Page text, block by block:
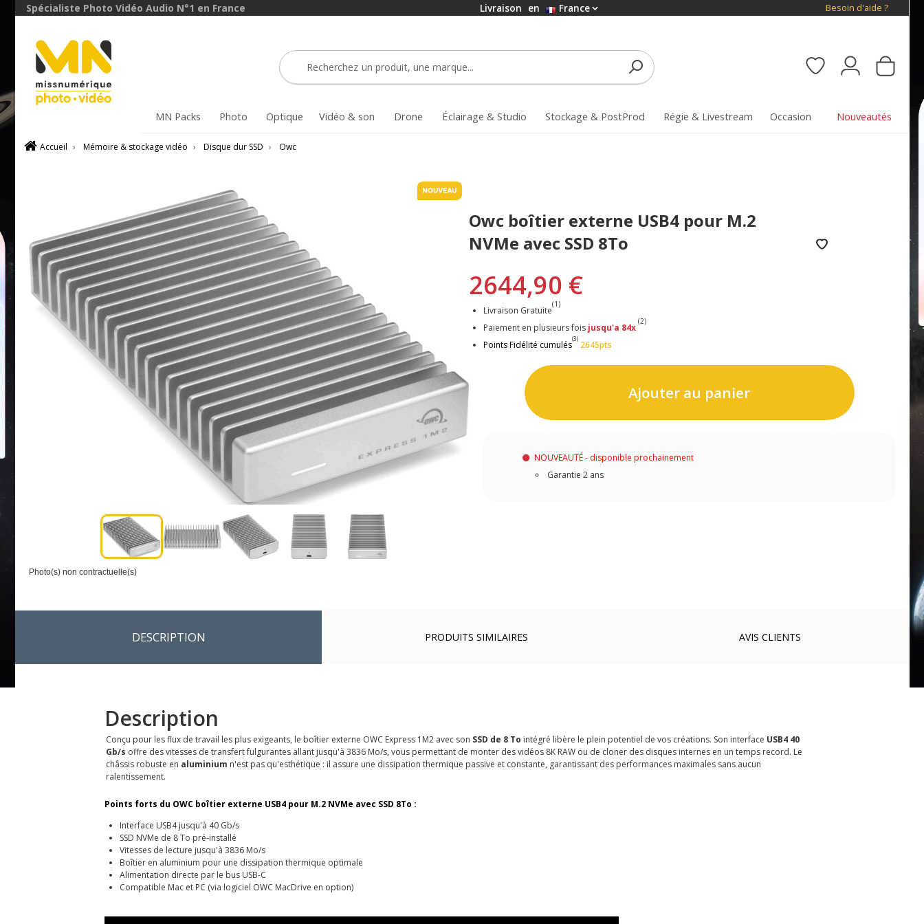
Spécialiste Photo Vidéo Audio N°1 en France Livraison en France Besoin d'aide ?
MN Packs Photo Optique Vidéo & son Drone Éclairage & Studio Stockage & PostProd Régie & Livestream Occasion Nouveautés
Accueil › Mémoire & stockage vidéo › Disque dur SSD › Owc
Photo(s) non contractuelle(s)
Owc boîtier externe USB4 pour M.2
NVMe avec SSD 8To
2644,90 €
Livraison Gratuite
(1)
Paiement en plusieurs fois jusqu'a 84x
(2)
Points Fidélité cumulés
(3)
2645pts
Ajouter au panier
NOUVEAUTÉ - disponible prochainement
Garantie 2 ans
DESCRIPTION PRODUITS SIMILAIRES AVIS CLIENTS
Description
Conçu pour les flux de travail les plus exigeants, le boîtier externe OWC Express 1M2 avec son SSD de 8 To intégré libère le plein potentiel de vos créations. Son interface USB4 40
Gb/s offre des vitesses de transfert fulgurantes allant jusqu'à 3836 Mo/s, vous permettant de monter des vidéos 8K RAW ou de cloner des disques internes en un temps record. Le
châssis robuste en aluminium n'est pas qu'esthétique : il assure une dissipation thermique passive et constante, garantissant des performances maximales sans aucun
ralentissement.
Points forts du OWC boîtier externe USB4 pour M.2 NVMe avec SSD 8To :
Interface USB4 jusqu'à 40 Gb/s
SSD NVMe de 8 To pré-installé
Vitesses de lecture jusqu'à 3836 Mo/s
Boîtier en aluminium pour une dissipation thermique optimale
Alimentation directe par le bus USB-C
Compatible Mac et PC (via logiciel OWC MacDrive en option)